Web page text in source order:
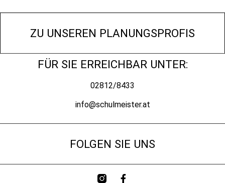
ZU UNSEREN PLANUNGSPROFIS
FÜR SIE ERREICHBAR UNTER:
02812/8433
info@schulmeister.at
FOLGEN SIE UNS